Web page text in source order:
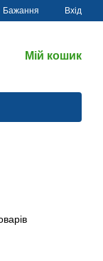
Бажання Вхід
Мій кошик